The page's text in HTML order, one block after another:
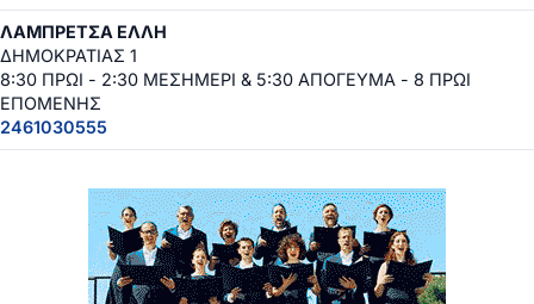
ΛΑΜΠΡΕΤΣΑ ΕΛΛΗ
ΔΗΜΟΚΡΑΤΙΑΣ 1
8:30 ΠΡΩΙ - 2:30 ΜΕΣΗΜΕΡΙ & 5:30 ΑΠΟΓΕΥΜΑ - 8 ΠΡΩΙ
ΕΠΟΜΕΝΗΣ
2461030555